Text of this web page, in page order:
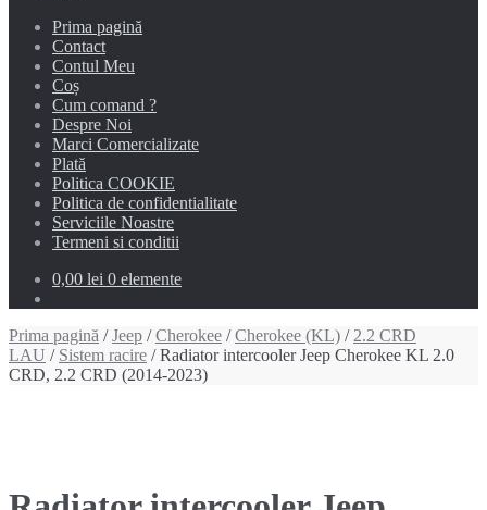
Prima pagină
Contact
Contul Meu
Coș
Cum comand ?
Despre Noi
Marci Comercializate
Plată
Politica COOKIE
Politica de confidentialitate
Serviciile Noastre
Termeni si conditii
0,00 lei 0 elemente
Prima pagină /Jeep /Cherokee /Cherokee (KL) / 2.2 CRD
LAU / Sistem racire / Radiator intercooler Jeep Cherokee KL 2.0
CRD, 2.2 CRD (2014-2023)